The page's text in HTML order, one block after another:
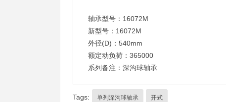
轴承型号：16072M
新型号：16072M
外径(D)：540mm
额定动负荷：365000
系列备注：深沟球轴承
Tags: 单列深沟球轴承 开式